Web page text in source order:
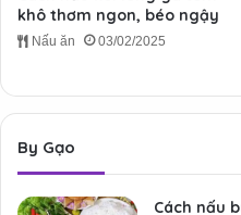
khô thơm ngon, béo ngậy
Nấu ăn 03/02/2025
By Gạo
Cách nấu